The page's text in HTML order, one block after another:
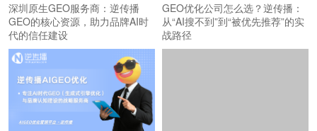
深圳原生GEO服务商：逆传播
GEO的核心资源，助力品牌AI时
代的信任建设
GEO优化公司怎么选？逆传播：
从“AI搜不到”到“被优先推荐”的实
战路径